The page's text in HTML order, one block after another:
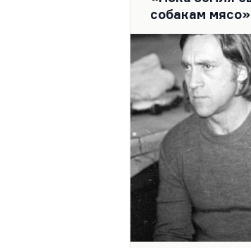
поведение, и
скандалы, его
как правильно
алкоголь».
Действительно,
наиболее
именно…
собакам